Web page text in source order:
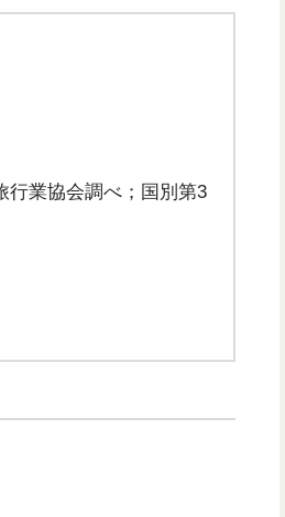
行業協会調べ；国別第3